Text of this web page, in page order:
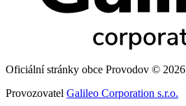
Oficiální stránky obce Provodov © 2026
Provozovatel Galileo Corporation s.r.o.